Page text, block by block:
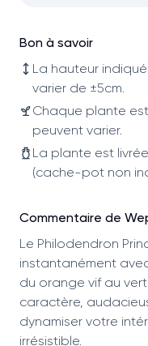
Bon à savoir
La hauteur
varier de ±5cm.
Chaque plante
peuvent varier.
La plante est
(cache-pot non
Commentaire de
Le Philodendron
instantanément
du orange vif au
caractère,
dynamiser votre
irrésistible.